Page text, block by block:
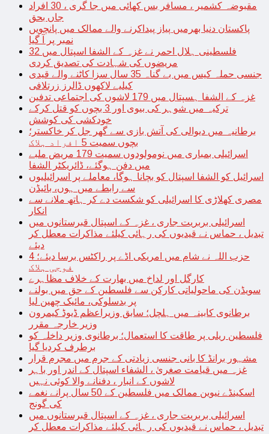
مقبوضہ کشمیر ، مسافر بس کھائی میں جا گری ، 30 افراد
جاں بحق
پاکستان دنیا بھرمیں پیاز پیداکرنے والے ممالک میں پانچویں
نمبر پر آ گیا
فلسطینی ہلال احمر نے غزہ کے الشفا اسپتال میں 32
مریضوں کی شہادت کی تصدیق کردی
جنسی حملہ کیس میں بے گناہ 35 سال سزا کاٹنے والے قیدی
کیلیے لاکھوں ڈالرز زرتلافی
غزہ کے الشفا ہسپتال میں 179 لاشوں کی اجتماعی تدفین
ترکیہ میں شوہر کی بیوی اور 3 بچوں کو قتل کرکے
خودکشی کی کوشش
برطانیہ میں دیوالی کی آتش بازی سے گھر جل کر خاکستر؛
بچوں سمیت 5 افراد ہلاک
اسرائیلی بمباری میں نومولودوں سمیت 179 مریض ملبے
میں دفن ہوگئے، ڈائریکٹر الشفا
اسرائیل کو الشفا اسپتال کو بچانا ہوگا، معاملے پر اسرائیلیوں
سے رابطے میں ہوں، بائیڈن
مصری کھلاڑی کا اسرائیلی کو شکست دے کر ہاتھ ملانے سے
انکار
اسرائیلی بربریت جاری ، غزہ کے اسپتال قبرستانوں میں
تبدیل ، حماس نے قیدیوں کی رہائی کیلئے مذاکرات معطل کر
دیئے
حزب اللہ نے شام میں امریکی اڈے پر راکٹس برسا دیئے؛ 4
فوجی ہلاک
کارگل اور لداخ میں بھارت کے خلاف مظاہرے
سویڈن کی ماحولیاتی کارکن سے فلسطین کے حق میں بولنے
پر بدسلوکی، مائیک چھین لیا
برطانوی کابینہ میں ہلچل؛ سابق وزیراعظم ڈیوڈ کیمرون
وزیر خارجہ مقرر
فلسطین ریلی پر طاقت کا استعمال؛ برطانوی وزیر داخلہ کو
برطرف کردیا گیا
مشہور برانڈ کا بانی جنسی زیادتی کے جرم میں مجرم قرار
غزہ میں قیامت صغریٰ ، الشفاء اسپتال کے اندر اور باہر
لاشوں کے انبار ، دفنانے والا کوئی نہیں
اسکینڈے نیوین ممالک میں فلسطین کے 50 سال پرانے نغمے
کی گونج
اسرائیلی بربریت جاری ، غزہ کے اسپتال قبرستانوں میں
تبدیل ، حماس نے قیدیوں کی رہائی کیلئے مذاکرات معطل کر